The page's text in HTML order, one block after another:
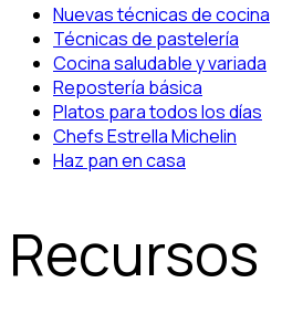
Nuevas técnicas de cocina
Técnicas de pastelería
Cocina saludable y variada
Repostería básica
Platos para todos los días
Chefs Estrella Michelin
Haz pan en casa
Recursos